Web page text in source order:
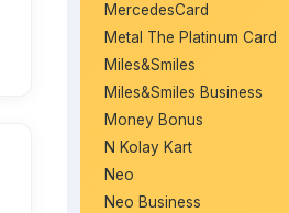
MercedesCard
Metal The Platinum Card
Miles&Smiles
Miles&Smiles Business
Money Bonus
N Kolay Kart
Neo
Neo Business